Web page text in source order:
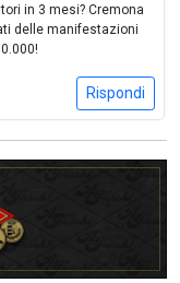
in 3 mesi? Cremona
delle manifestazioni
Rispondi